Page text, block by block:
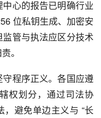
心的报告已明确行业
位私钥生成、加密安
管与执法应区分技术
。
程序正义。各国应遵
权划分，通过司法协
避免单边主义与 “长